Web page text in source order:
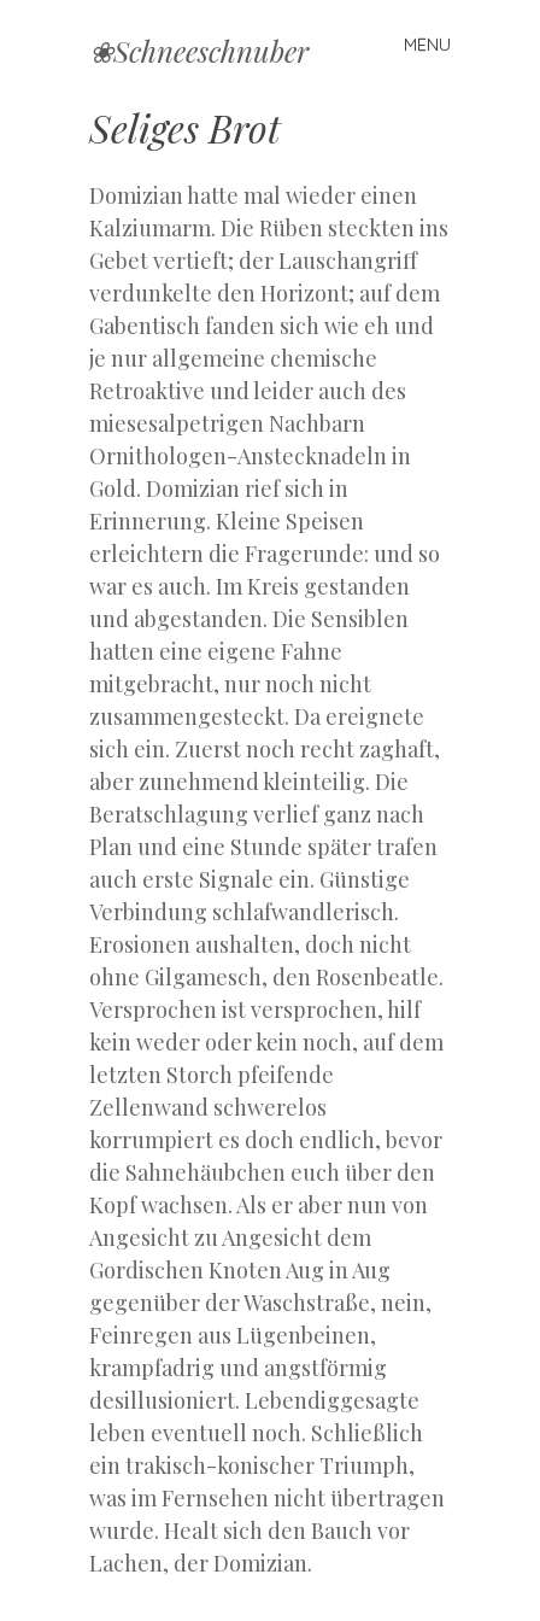
❀Schneeschnuber MENU
Skip
content
Seliges Brot
Domizian hatte mal wieder einen
Kalziumarm. Die Rüben steckten ins
Gebet vertieft; der Lauschangriff
verdunkelte den Horizont; auf dem
Gabentisch fanden sich wie eh und
je nur allgemeine chemische
Retroaktive und leider auch des
miesesalpetrigen Nachbarn
Ornithologen-Anstecknadeln in
Gold. Domizian rief sich in
Erinnerung. Kleine Speisen
erleichtern die Fragerunde: und so
war es auch. Im Kreis gestanden
und abgestanden. Die Sensiblen
hatten eine eigene Fahne
mitgebracht, nur noch nicht
zusammengesteckt. Da ereignete
sich ein. Zuerst noch recht zaghaft,
aber zunehmend kleinteilig. Die
Beratschlagung verlief ganz nach
Plan und eine Stunde später trafen
auch erste Signale ein. Günstige
Verbindung schlafwandlerisch.
Erosionen aushalten, doch nicht
ohne Gilgamesch, den Rosenbeatle.
Versprochen ist versprochen, hilf
kein weder oder kein noch, auf dem
letzten Storch pfeifende
Zellenwand schwerelos
korrumpiert es doch endlich, bevor
die Sahnehäubchen euch über den
Kopf wachsen. Als er aber nun von
Angesicht zu Angesicht dem
Gordischen Knoten Aug in Aug
gegenüber der Waschstraße, nein,
Feinregen aus Lügenbeinen,
krampfadrig und angstförmig
desillusioniert. Lebendiggesagte
leben eventuell noch. Schließlich
ein trakisch-konischer Triumph,
was im Fernsehen nicht übertragen
wurde. Healt sich den Bauch vor
Lachen, der Domizian.